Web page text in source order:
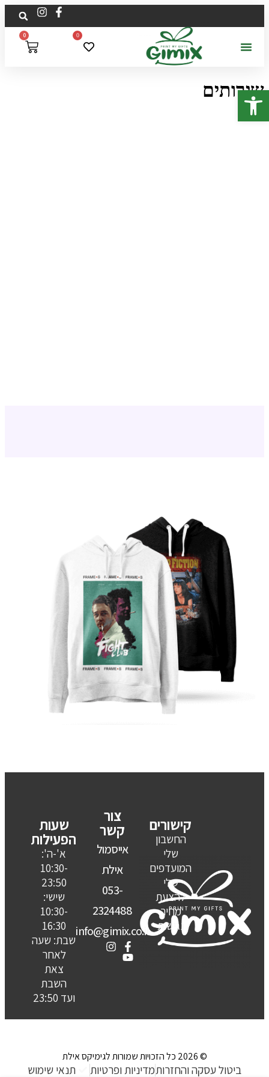
פתח סרגל נגישות
0
0
שירותים
קישורים
החשבון
שלי
המועדפים
שלי
להצעת
מחיר
נגישות
צור
קשר
אייסמול
אילת
053-
2324488
info@gimix.co.il
שעות
הפעילות
א'-ה':
10:30-
23:50
שישי:
10:30-
16:30
שבת: שעה
לאחר
צאת
השבת
ועד 23:50
© 2026 כל הזכויות שמורות לגימיקס אילת
ביטול עסקה והחזרותמדיניות ופרטיות תנאי שימוש